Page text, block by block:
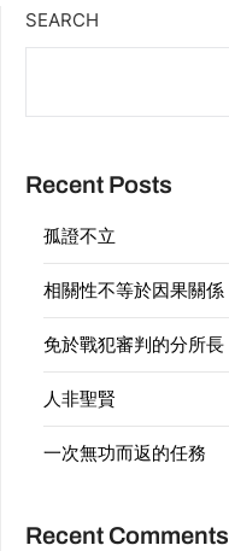
SEARCH
Recent Posts
孤證不立
相關性不等於因果關係
免於戰犯審判的分所長
人非聖賢
一次無功而返的任務
Recent Comments